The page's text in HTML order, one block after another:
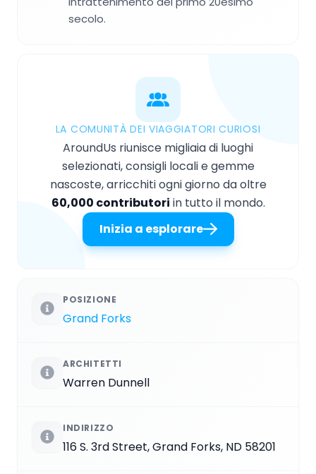
secolo.
LA COMUNITÀ DEI VIAGGIATORI CURIOSI
AroundUs riunisce migliaia di luoghi
selezionati, consigli locali e gemme
nascoste, arricchiti ogni giorno da oltre
60,000 contributori in tutto il mondo.
Inizia a esplorare
POSIZIONE
Grand Forks
ARCHITETTI
Warren Dunnell
INDIRIZZO
116 S. 3rd Street, Grand Forks, ND 58201